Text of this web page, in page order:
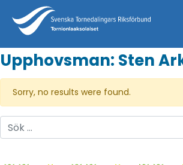
Upphovsman: Sten
Sorry, no results were found.
Sök efter: